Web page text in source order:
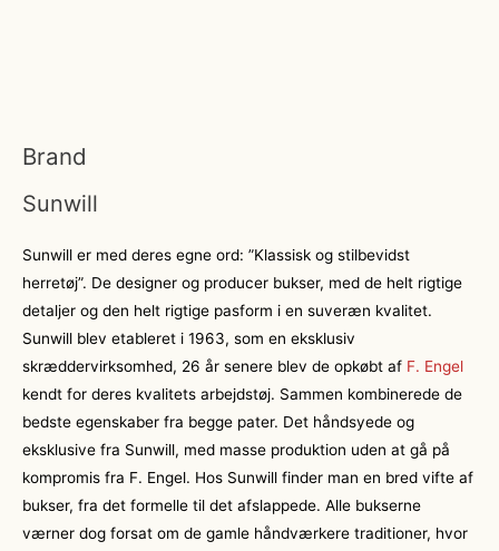
Brand
Sunwill
Sunwill er med deres egne ord: ”Klassisk og stilbevidst
herretøj”. De designer og producer bukser, med de helt rigtige
detaljer og den helt rigtige pasform i en suveræn kvalitet.
Sunwill blev etableret i 1963, som en eksklusiv
skræddervirksomhed, 26 år senere blev de opkøbt af F. Engel
kendt for deres kvalitets arbejdstøj. Sammen kombinerede de
bedste egenskaber fra begge pater. Det håndsyede og
eksklusive fra Sunwill, med masse produktion uden at gå på
kompromis fra F. Engel. Hos Sunwill finder man en bred vifte af
bukser, fra det formelle til det afslappede. Alle bukserne
værner dog forsat om de gamle håndværkere traditioner, hvor